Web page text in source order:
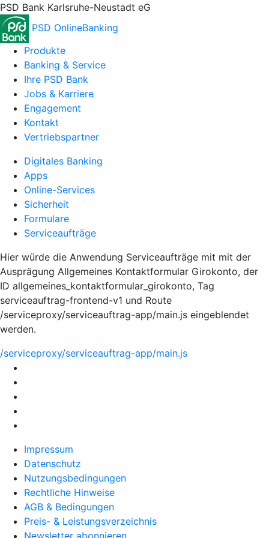
PSD Bank Karlsruhe-Neustadt eG
PSD OnlineBanking
Produkte
Banking & Service
Ihre PSD Bank
Jobs & Karriere
Engagement
Kontakt
Vertriebspartner
Digitales Banking
Apps
Online-Services
Sicherheit
Formulare
Serviceaufträge
Hier würde die Anwendung Serviceaufträge mit mit der
Ausprägung Allgemeines Kontaktformular Girokonto, der
ID allgemeines_kontaktformular_girokonto, Tag
serviceauftrag-frontend-v1 und Route
/serviceproxy/serviceauftrag-app/main.js eingeblendet
werden.
/serviceproxy/serviceauftrag-app/main.js
Impressum
Datenschutz
Nutzungsbedingungen
Rechtliche Hinweise
AGB & Bedingungen
Preis- & Leistungsverzeichnis
Newsletter abonnieren